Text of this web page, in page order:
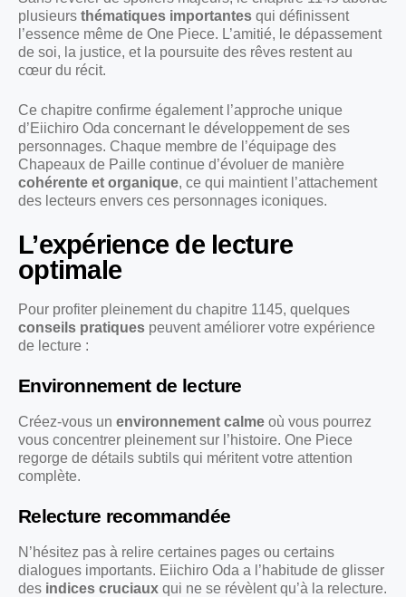
plusieurs thématiques importantes qui définissent
l’essence même de One Piece. L’amitié, le dépassement
de soi, la justice, et la poursuite des rêves restent au
cœur du récit.
Ce chapitre confirme également l’approche unique
d’Eiichiro Oda concernant le développement de ses
personnages. Chaque membre de l’équipage des
Chapeaux de Paille continue d’évoluer de manière
cohérente et organique, ce qui maintient l’attachement
des lecteurs envers ces personnages iconiques.
L’expérience de lecture
optimale
Pour profiter pleinement du chapitre 1145, quelques
conseils pratiques peuvent améliorer votre expérience
de lecture :
Environnement de lecture
Créez-vous un environnement calme où vous pourrez
vous concentrer pleinement sur l’histoire. One Piece
regorge de détails subtils qui méritent votre attention
complète.
Relecture recommandée
N’hésitez pas à relire certaines pages ou certains
dialogues importants. Eiichiro Oda a l’habitude de glisser
des indices cruciaux qui ne se révèlent qu’à la relecture.